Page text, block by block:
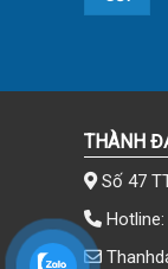
THÀNH
Số 47
Hotline: